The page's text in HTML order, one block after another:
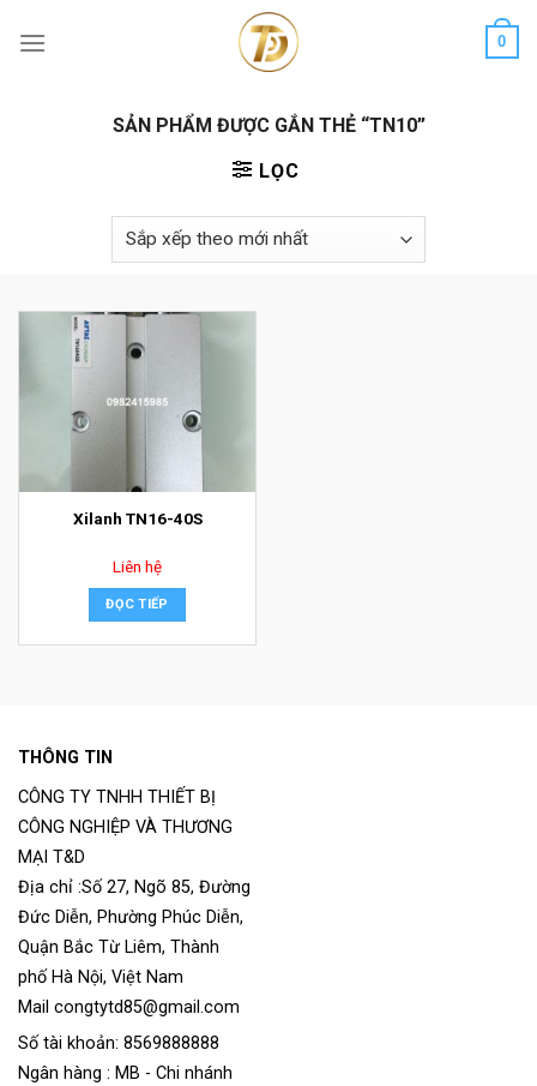
0
SẢN PHẨM ĐƯỢC GẮN THẺ “TN10”
LỌC
Xilanh TN16-40S
Liên hệ
ĐỌC TIẾP
THÔNG TIN
CÔNG TY TNHH THIẾT BỊ
CÔNG NGHIỆP VÀ THƯƠNG
MẠI T&D
Địa chỉ :Số 27, Ngõ 85, Đường
Đức Diễn, Phường Phúc Diễn,
Quận Bắc Từ Liêm, Thành
phố Hà Nội, Việt Nam
Mail congtytd85@gmail.com
Số tài khoản: 8569888888
Ngân hàng : MB - Chi nhánh